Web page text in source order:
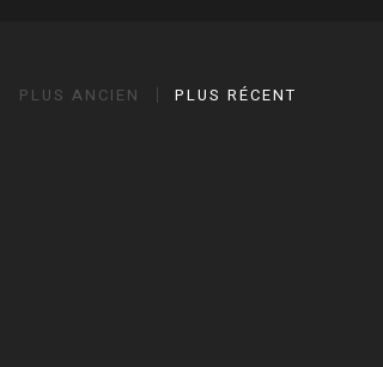
PLUS ANCIEN PLUS RÉCENT